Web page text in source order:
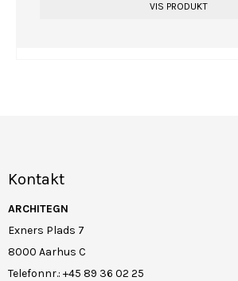
VIS PRODUKT
Kontakt
ARCHITEGN
Exners Plads 7
8000 Aarhus C
Telefonnr.: +45 89 36 02 25